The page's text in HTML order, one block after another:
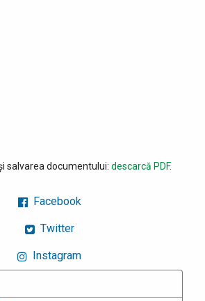
salvarea documentului: descarcă PDF.
Facebook
Twitter
Instagram